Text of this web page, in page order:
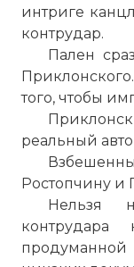
интриге
контрудар.
Пален
того, чтобы
реальный
Ростопчину и
Нельзя
продуманной